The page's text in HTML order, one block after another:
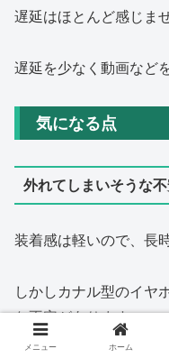
遅延はほとんど感じま
遅延を少なく動画など
気になる点
外れてしまいそうな
装着感は軽いので、長
しかしカナル型のイヤ
な不安があります。
メニュー ホーム